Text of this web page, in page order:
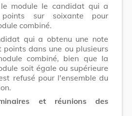
module le candidat qui a
sur soixante pour
combiné.
qui a obtenu une note
dans une ou plusieurs
combiné, bien que la
soit égale ou supérieure
refusé pour l'ensemble du
et réunions des